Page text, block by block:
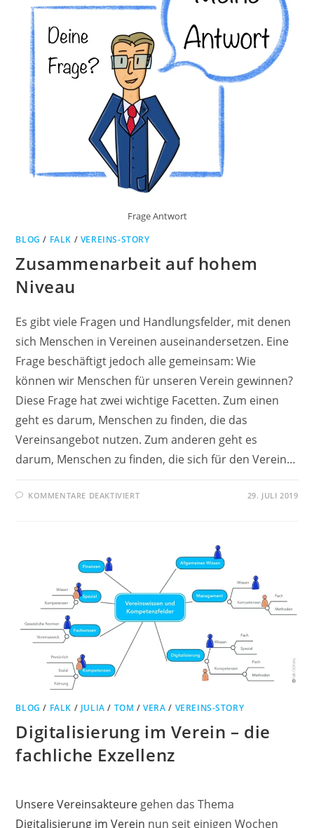
Frage Antwort
BLOG / FALK / VEREINS-STORY
Zusammenarbeit auf hohem
Niveau
Es gibt viele Fragen und Handlungsfelder, mit denen
sich Menschen in Vereinen auseinandersetzen. Eine
Frage beschäftigt jedoch alle gemeinsam: Wie
können wir Menschen für unseren Verein gewinnen?
Diese Frage hat zwei wichtige Facetten. Zum einen
geht es darum, Menschen zu finden, die das
Vereinsangebot nutzen. Zum anderen geht es
darum, Menschen zu finden, die sich für den Verein…
KOMMENTARE DEAKTIVIERTFÜR 29. JULI 2019
BLOG / FALK / JULIA / TOM /VERA / VEREINS-STORY
Digitalisierung im Verein – die
fachliche Exzellenz
Unsere Vereinsakteure gehen das Thema
Digitalisierung im Verein nun seit einigen Wochen